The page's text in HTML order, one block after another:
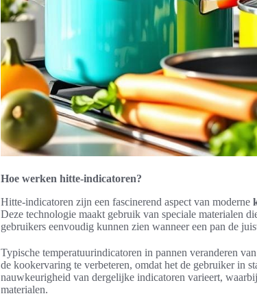
Hoe werken hitte-indicatoren?
Hitte-indicatoren zijn een fascinerend aspect van moderne
Deze technologie maakt gebruik van speciale materialen
gebruikers eenvoudig kunnen zien wanneer een pan de
Typische temperatuurindicatoren in pannen veranderen
de kookervaring te verbeteren, omdat het de gebruiker in
nauwkeurigheid van dergelijke indicatoren varieert,
materialen.